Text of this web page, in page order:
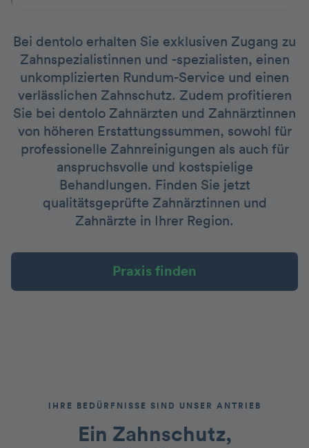
Bei dentolo erhalten Sie exklusiven Zugang zu
Zahnspezialistinnen und -spezialisten, einen
unkomplizierten Rundum-Service und einen
verlässlichen Zahnschutz. Zudem profitieren
Sie bei dentolo Zahnärzten und Zahnärztinnen
von höheren Erstattungssummen, sowohl für
professionelle Zahnreinigungen als auch für
anspruchsvolle und kostspielige
Behandlungen. Finden Sie jetzt
qualitätsgeprüfte Zahnärztinnen und
Zahnärzte in Ihrer Region.
Praxis finden
IHRE BEDÜRFNISSE SIND UNSER ANTRIEB
Ein Zahnschutz,